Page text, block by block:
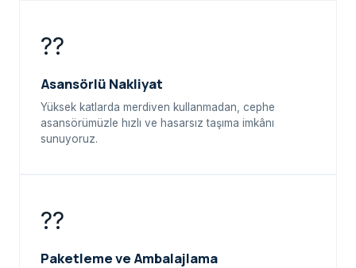
??
Asansörlü Nakliyat
Yüksek katlarda merdiven kullanmadan, cephe
asansörümüzle hızlı ve hasarsız taşıma imkânı
sunuyoruz.
??
Paketleme ve Ambalajlama